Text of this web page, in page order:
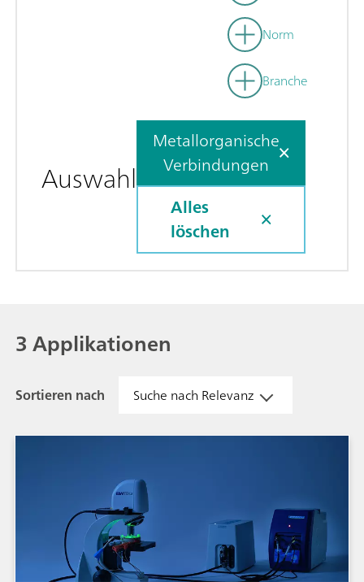
Norm
Branche
Auswahl
Metallorganische
Verbindungen
Alles
löschen
3 Applikationen
Sortieren nach Suche nach Relevanz